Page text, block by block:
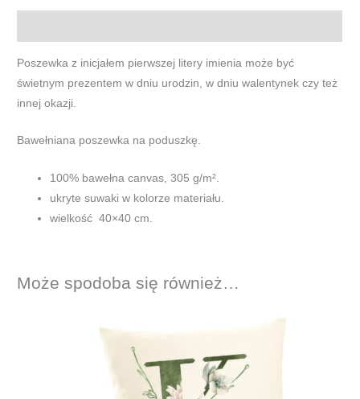
Poszewka z inicjałem pierwszej litery imienia może być
świetnym prezentem w dniu urodzin, w dniu walentynek czy też
innej okazji.
Bawełniana poszewka na poduszkę.
100% bawełna canvas, 305 g/m².
ukryte suwaki w kolorze materiału.
wielkość 40×40 cm.
Może spodoba się również…